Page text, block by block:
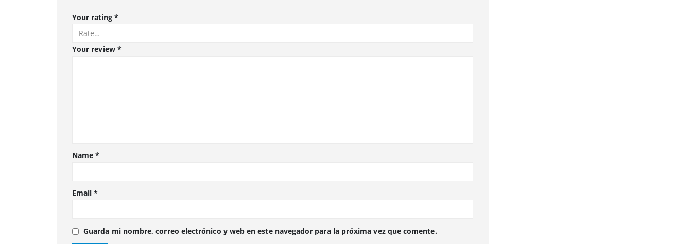
Your rating *
Your review *
Name*
Email*
Guarda mi nombre, correo electrónico y web en este navegador para la próxima vez que comente.